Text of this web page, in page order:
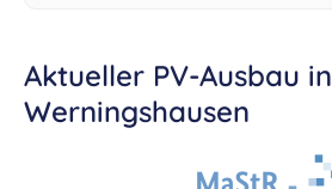
Aktueller PV-Ausbau in
Werningshausen